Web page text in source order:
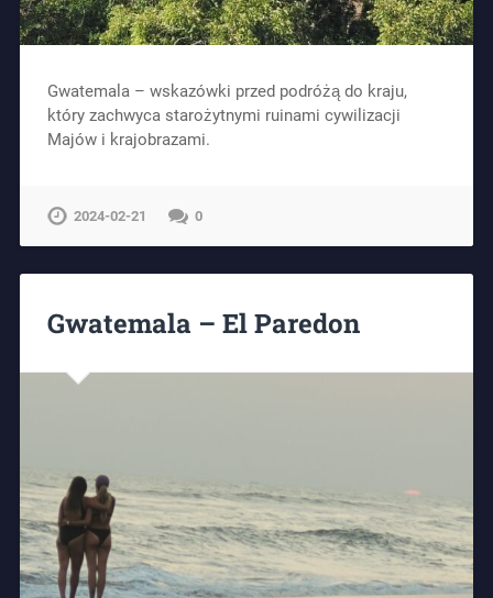
Gwatemala – wskazówki przed podróżą do kraju,
który zachwyca starożytnymi ruinami cywilizacji
Majów i krajobrazami.
2024-02-21 0
Gwatemala – El Paredon